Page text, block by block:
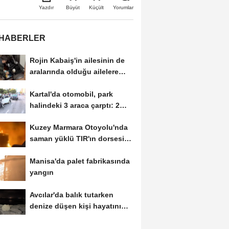
Yazdır Büyüt Küçült Yorumlar
Rojin Kabaiş'in ailesinin de
aralarında olduğu ailelere
Kartal'da otomobil, park
halindeki 3 araca çarptı: 2
Kuzey Marmara Otoyolu'nda
saman yüklü TIR'ın dorsesi
Manisa'da palet fabrikasında
yangın
Avcılar'da balık tutarken
denize düşen kişi hayatını